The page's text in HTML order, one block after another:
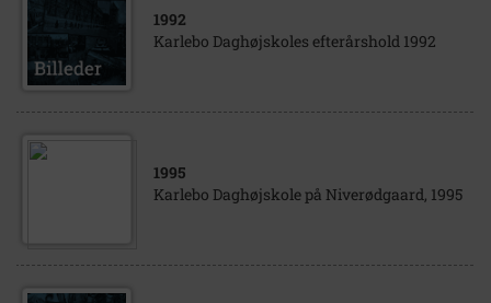
1992
Karlebo Daghøjskoles efterårshold 1992
1995
Karlebo Daghøjskole på Niverødgaard, 1995